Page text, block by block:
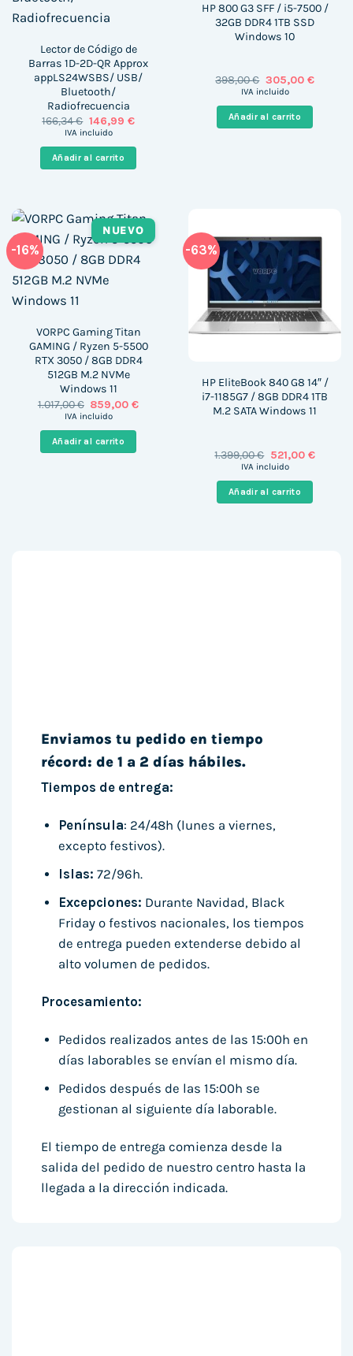
Lector de Código de
Barras 1D-2D-QR Approx
appLS24WSBS/ USB/
Bluetooth/
Radiofrecuencia
166,34€ El
precio
era:
166,34 €.
146,99 €El
es:
146,99 €.
IVA incluido
Añadir al carrito
HP 800 G3 SFF / i5-7500 /
32GB DDR4 1TB SSD
Windows 10
398,00€ El
precio
era:
398,00 €.
305,00 €El
IVA incluido
Añadir al carrito
-16%
NUEVO
VORPC Gaming Titan
GAMING / Ryzen 5-5500
RTX 3050 / 8GB DDR4
512GB M.2 NVMe
Windows 11
1.017,00€ El
precio
era:
1.017,00 €.
859,00€El
IVA incluido
Añadir al carrito
-63%
HP EliteBook 840 G8 14″ /
i7-1185G7 / 8GB DDR4 1TB
M.2 SATA Windows 11
1.399,00€ El
precio
era:
1.399,00 €.
521,00 €El
IVA incluido
Añadir al carrito
Enviamos tu pedido en tiempo
récord: de 1 a 2 días hábiles.
Tiempos de entrega:
Península: 24/48h (lunes a viernes,
excepto festivos).
Islas: 72/96h.
Excepciones: Durante Navidad, Black
Friday o festivos nacionales, los tiempos
de entrega pueden extenderse debido al
alto volumen de pedidos.
Procesamiento:
Pedidos realizados antes de las 15:00h en
días laborables se envían el mismo día.
Pedidos después de las 15:00h se
gestionan al siguiente día laborable.
El tiempo de entrega comienza desde la
salida del pedido de nuestro centro hasta la
llegada a la dirección indicada.